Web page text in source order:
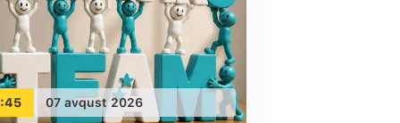
07 avqust 2026